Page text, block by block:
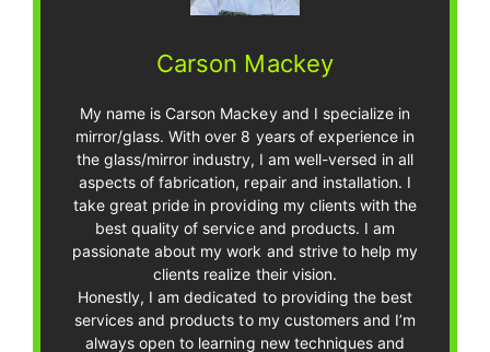
Carson Mackey
My name is Carson Mackey and I specialize in
mirror/glass. With over 8 years of experience in
the glass/mirror industry, I am well-versed in all
aspects of fabrication, repair and installation. I
take great pride in providing my clients with the
best quality of service and products. I am
passionate about my work and strive to help my
clients realize their vision.
Honestly, I am dedicated to providing the best
services and products to my customers and I’m
always open to learning new techniques and